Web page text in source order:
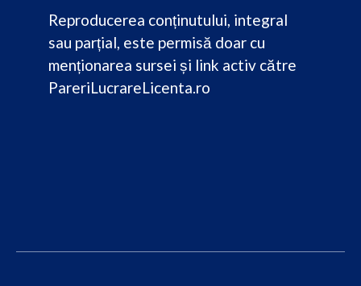
Reproducerea conținutului, integral
sau parțial, este permisă doar cu
menționarea sursei și link activ către
PareriLucrareLicenta.ro